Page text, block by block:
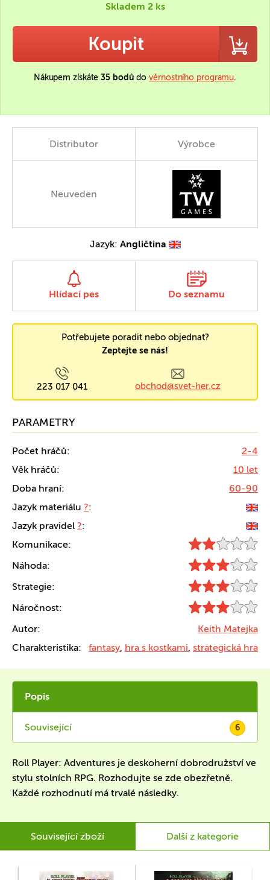
Skladem 2 ks
Koupit
Nákupem získáte35 bodů dověrnostního programu.
Distributor Výrobce
Neuveden
Jazyk: Angličtina
Hlídací pes Do seznamu
Potřebujete poradit nebo objednat?
Zeptejte se nás!
223 017 041 obchod@svet-her.cz
PARAMETRY
Počet hráčů:
2-4
Věk hráčů:
10 let
Doba hraní:
60-90
Jazyk materiálu ?:
Jazyk pravidel ?:
Komunikace:
Náhoda:
Strategie:
Náročnost:
Autor:
Keith Matejka
Charakteristika:
fantasy, hra s kostkami, strategická hra
Popis
Související 6
Roll Player: Adventures je deskoherní dobrodružství ve
stylu stolních RPG. Rozhodujte se zde obezřetně.
Každé rozhodnutí má trvalé následky.
Související zboží Další z kategorie